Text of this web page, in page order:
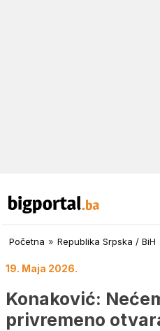
Početna » Republika Srpska / BiH
19. Maja 2026.
Konaković:
privremeno